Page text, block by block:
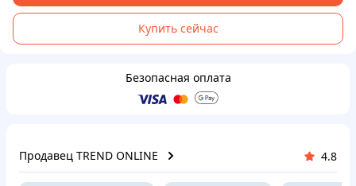
Купить сейчас
Безопасная оплата
Продавец TREND ONLINE 4.8